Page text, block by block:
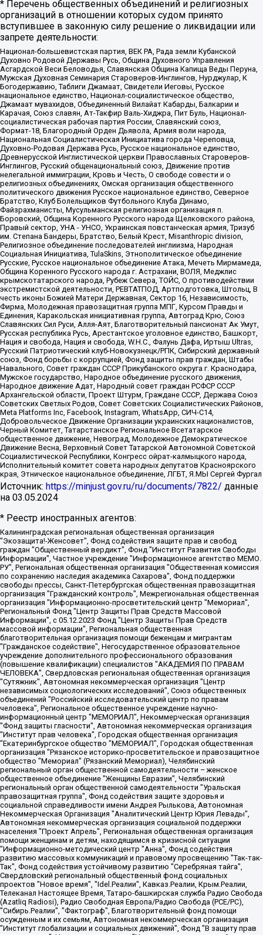
* Перечень общественных объединений и религиозных
организаций в отношении которых судом принято
вступившее в законную силу решение о ликвидации или
запрете деятельности:
Национал-большевистская партия, ВЕК РА, Рада земли Кубанской
Духовно Родовой Державы Русь, Община Духовного Управления
Асгардской Веси Беловодья, Славянская Община Капища Веды Перуна,
Мужская Духовная Семинария Староверов-Инглингов, Нурджулар, К
Богодержавию, Таблиги Джамаат, Свидетели Иеговы, Русское
национальное единство, Национал-социалистическое общество,
Джамаат мувахидов, Объединенный Вилайат Кабарды, Балкарии и
Карачая, Союз славян, Ат-Такфир Валь-Хиджра, Пит Буль, Национал-
социалистическая рабочая партия России, Славянский союз,
Формат-18, Благородный Орден Дьявола, Армия воли народа,
Национальная Социалистическая Инициатива города Череповца,
Духовно-Родовая Держава Русь, Русское национальное единство,
Древнерусской Инглистической церкви Православных Староверов-
Инглингов, Русский общенациональный союз, Движение против
нелегальной иммиграции, Кровь и Честь, О свободе совести и о
религиозных объединениях, Омская организация общественного
политического движения Русское национальное единство, Северное
Братство, Клуб Болельщиков Футбольного Клуба Динамо,
Файзрахманисты, Мусульманская религиозная организация п.
Боровский, Община Коренного Русского народа Щелковского района,
Правый сектор, УНА - УНСО, Украинская повстанческая армия, Тризуб
им. Степана Бандеры, Братство, Белый Крест, Misanthropic division,
Религиозное объединение последователей инглиизма, Народная
Социальная Инициатива, TulaSkins, Этнополитическое объединение
Русские, Русское национальное объединение Атака, Мечеть Мирмамеда,
Община Коренного Русского народа г. Астрахани, ВОЛЯ, Меджлис
крымскотатарского народа, Рубеж Севера, ТОЙС, О противодействии
экстремистской деятельности, РЕВТАТПОД, Артподготовка, Штольц, В
честь иконы Божией Матери Державная, Сектор 16, Независимость,
Фирма, Молодежная правозащитная группа МПГ, Курсом Правды и
Единения, Каракольская инициативная группа, Автоград Крю, Союз
Славянских Сил Руси, Алля-Аят, Благотворительный пансионат Ак Умут,
Русская республика Русь, Арестантское уголовное единство, Башкорт,
Нация и свобода, Нация и свобода, W.H.С., Фалунь Дафа, Иртыш Ultras,
Русский Патриотический клуб-Новокузнецк/РПК, Сибирский державный
союз, Фонд борьбы с коррупцией, Фонд защиты прав граждан, Штабы
Навального, Совет граждан СССР Прикубанского округа г. Краснодара,
Мужское государство, Народное объединение русского движения,
Народное движение Адат, Народный совет граждан РСФСР СССР
Архангельской области, Проект Штурм, Граждане СССР, Держава Союз
Советских Светлых Родов, Совет Советских Социалистических Районов,
Meta Platforms Inc, Facebook, Instagram, WhatsApp, СИЧ-С14,
Добровольческое Движение Организации украинских националистов,
Черный Комитет, Татарстанское Региональное Всетатарское
общественное движение, Невоград, Молодежное Демократическое
Движение Весна, Верховный Совет Татарской Автономной Советской
Социалистической Республики, Конгресс ойрат-калмыцкого народа,
Исполнительный комитет совета народных депутатов Красноярского
края, Этническое национальное объединение, ЛГБТ, Я.МЫ Сергей Фургал
Источник: https://minjust.gov.ru/ru/documents/7822/ данные
на 03.05.2024
* Реестр иностранных агентов:
Калининградская региональная общественная организация "Экозащита!-Женсовет", Фонд содействия защите прав и свобод граждан "Общественный вердикт", Фонд "Институт Развития Свободы Информации", Частное учреждение "Информационное агентство МЕМО. РУ", Региональная общественная организация "Общественная комиссия по сохранению наследия академика Сахарова", Фонд поддержки свободы прессы, Санкт-Петербургская общественная правозащитная организация "Гражданский контроль", Межрегиональная общественная организация "Информационно-просветительский центр "Мемориал", Региональный Фонд "Центр Защиты Прав Средств Массовой Информации", с 05.12.2023 Фонд "Центр Защиты Прав Средств массовой информации", Региональная общественная благотворительная организация помощи беженцам и мигрантам "Гражданское содействие", Негосударственное образовательное учреждение дополнительного профессионального образования (повышение квалификации) специалистов "АКАДЕМИЯ ПО ПРАВАМ ЧЕЛОВЕКА", Свердловская региональная общественная организация "Сутяжник", Автономная некоммерческая организация "Центр независимых социологических исследований", Союз общественных объединений "Российский исследовательский центр по правам человека", Региональное общественное учреждение научно-информационный центр "МЕМОРИАЛ", Некоммерческая организация "Фонд защиты гласности", Автономная некоммерческая организация "Институт прав человека", Городская общественная организация "Екатеринбургское общество "МЕМОРИАЛ", Городская общественная организация "Рязанское историко-просветительское и правозащитное общество "Мемориал" (Рязанский Мемориал), Челябинский региональный орган общественной самодеятельности – женское общественное объединение "Женщины Евразии", Челябинский региональный орган общественной самодеятельности "Уральская правозащитная группа", Фонд содействия защите здоровья и социальной справедливости имени Андрея Рылькова, Автономная Некоммерческая Организация "Аналитический Центр Юрия Левады", Автономная некоммерческая организация социальной поддержки населения "Проект Апрель", Региональная общественная организация помощи женщинам и детям, находящимся в кризисной ситуации "Информационно-методический центр "Анна", Фонд содействия развитию массовых коммуникаций и правовому просвещению "Так-так-Так", Фонд содействия устойчивому развитию "Серебряная тайга", Свердловский региональный общественный фонд социальных проектов "Новое время", "Idel.Реалии", Кавказ.Реалии, Крым.Реалии, Телеканал Настоящее Время, Татаро-башкирская служба Радио Свобода (Azatliq Radiosi), Радио Свободная Европа/Радио Свобода (PCE/PC), "Сибирь.Реалии", "Фактограф", Благотворительный фонд помощи осужденным и их семьям, Автономная некоммерческая организация "Институт глобализации и социальных движений", Фонд "В защиту прав заключенных", Частное учреждение "Центр поддержки и содействия развитию средств массовой информации", Пензенский региональный общественный благотворительный фонд "Гражданский союз", "Север.Реалии", Некоммерческая организация Фонд "Правовая инициатива", Общество с ограниченной ответственностью "Радио Свободная Европа/Радио Свобода", Чешское информационное агентство "MEDIUM-ORIENT", Красноярская региональная общественная организация "Мы против СПИДа", Камалягин Денис Николаевич, Маркелов Сергей Евгеньевич, Пономарев Лев Александрович, Савицкая Людмила Алексеевна, Автономная некоммерческая организация "Центр по работе с проблемой насилия "НАСИЛИЮ.НЕТ", Межрегиональный профессиональный союз работников здравоохранения "Альянс врачей", Юридическое лицо, зарегистрированное в Латвийской Республике, SIA "Medusa Project" (регистрационный номер 40103797863, дата регистрации 10.06.2014), Некоммерческая организация "Фонд по борьбе с коррупцией", Автономная некоммерческая организация "Институт права и публичной политики", Баданин Роман Сергеевич, Гликин Максим Александрович, Железнова Мария Михайловна, Лукьянова Юлия Сергеевна, Маетная Елизавета Витальевна, Маняхин Петр Борисович, Чуракова Ольга Владимировна, Ярош Юлия Петровна, Юридическое лицо "The Insider SIA", зарегистрированное в Риге, Латвийская Республика (дата регистрации 26.06.2015), являющееся администратором доменного имени интернет-издания "The Insider SIA", https://theins.ru, Постернак Алексей Евгеньевич, Рубин Михаил Аркадьевич, Анин Роман Александрович, Юридическое лицо Istories fonds, зарегистрированное в Латвийской Республике (регистрационный номер 50008295751, дата регистрации 24.02.2020), Великовский Дмитрий Александрович, Долинина Ирина Николаевна, Мароховская Алеся Алексеевна, Шлейнов Роман Юрьевич, Шмагун Олеся Валентиновна, Общество с ограниченной ответственностью "Альтаир 2021", Общество с ограниченной ответственностью "Вега 2021", Общество с ограниченной ответственностью "Главный редактор 2021", Общество с ограниченной ответственностью "Ромашки монолит", Важенков Артем Валерьевич, Ивановская областная общественная организация "Центр гендерных исследований", Гурман Юрий Альбертович, Медиапроект "ОВД-Инфо", Егоров Владимир Владимирович, Жилинский Владимир Александрович, Общество с ограниченной ответственностью "ЗП", Иванова София Юрьевна, Карезина Инна Павловна, Кильтау Екатерина Викторовна, Петров Алексей Викторович, Пискунов Сергей Евгеньевич, Смирнов Сергей Сергеевич, Тихонов Михаил Сергеевич, Общество с ограниченной ответственностью "ЖУРНАЛИСТ-ИНОСТРАННЫЙ АГЕНТ", Арапова Галина Юрьевна, Вольтская Татьяна Анатольевна, Американская компания "Mason G.E.S. Anonymous Foundation" (США), являющаяся владельцем интернет-издания https://mnews.world/, Компания "Stichting Bellingcat", зарегистрированная в Нидерландах (дата регистрации 11.07.2018), Захаров Андрей Вячеславович, Клепиковская Екатерина Дмитриевна, Общество с ограниченной ответственностью "МЕМО", Перл Роман Александрович, Симонов Евгений Алексеевич, Соловьева Елена Анатольевна, Сотников Даниил Владимирович, Сурначева Елизавета Дмитриевна, Автономная некоммерческая организация по защите прав человека и информированию населения "Якутия – Наше Мнение", Общество с ограниченной ответственностью "Москоу диджитал медиа", с 26.01.2023 Общество с ограниченной ответственностью "Чайка Белые сады", Ветошкина Валерия Валерьевна, Заговора Максим Александрович, Межрегиональное общественное движение "Российская ЛГБТ - сеть", Оленичев Максим Владимирович, Павлов Иван Юрьевич, Скворцова Елена Сергеевна, Общество с ограниченной ответственностью "Как бы инагент", Кочетков Игорь Викторович, Общество с ограниченной ответственностью "Честные выборы", Еланчик Олег Александрович, Общество с ограниченной ответственностью "Нобелевский призыв", Гималова Регина Эмилевна, Григорьев Андрей Валерьевич, Григорьева Алина Александровна, Ассоциация по содействию защите прав призывников, альтернативнослужащих и военнослужащих "Правозащитная группа "Гражданин.Армия.Право", Хисамова Регина Фаритовна, Автономная некоммерческая организация по реализации социально-правовых программ "Лилит", Дальневосточное общественное движение "Маяк", Санкт-Петербургская ЛГБТ-инициативная группа "Выход", Инициативная группа ЛГБТ+ "Реверс", Алексеев Андрей Викторович, Бекбулатова Таисия Львовна, Беляев Иван Михайлович, Владыкина Елена Сергеевна, Гельман Марат Александрович, Никульшина Вероника Юрьевна, Толоконникова Надежда Андреевна, Шендерович Виктор Анатольевич, Общество с ограниченной ответственностью "Данное сообщение", Общество с ограниченной ответственностью Издательский дом "Новая глава", Айнбиндер Александра Александровна, Московский комьюнити-центр для ЛГБТ+инициатив, Благотворительный фонд развития филантропии, Deutsche Welle (Германия, Kurt-Schumacher-Strasse 3, 53113 Bonn), Борзунова Мария Михайловна, Воробьев Виктор Викторович, Голубева Анна Львовна, Константинова Алла Михайловна, Малкова Ирина Владимировна, Мурадов Мурад Абдулгалимович, Осетинская Елизавета Николаевна, Понасенков Евгений Николаевич, Ганапольский Матвей Юрьевич, Киселев Евгений Алексеевич, Борухович Ирина Григорьевна, Дремин Иван Тимофеевич, Дубровский Дмитрий Викторович, Красноярская региональная общественная организация поддержки и развития альтернативных образовательных технологий и межкультурных коммуникаций "ИНТЕРРА", Маяковская Екатерина Алексеевна, Фейгин Марк Захарович, Филимонов Андрей Викторович, Дзугкоева Регина Николаевна, Доброхотов Роман Александрович, Дудь Юрий Александрович, Елкин Сергей Владимирович, Кругликов Кирилл Игоревич, Сабунаева Мария Леонидовна, Семенов Алексей Владимирович, Шаинян Карен Багратович, Шульман Екатерина Михайловна, Асафьев Артур Валерьевич, Вахштайн Виктор Семенович, Венедиктов Алексей Алексеевич, Лушникова Екатерина Евгеньевна, Волков Леонид Михайлович, Невзоров Александр Глебович, Пархоменко Сергей Борисович, Сироткин Ярослав Николаевич, Кара-Мурза Владимир Владимирович, Баранова Наталья Владимировна, Гозман Леонид Яковлевич, Кагарлицкий Борис Юльевич, Климарев Михаил Валерьевич, Милов Владимир Станиславович, Автономная некоммерческая организация Краснодарский центр современного искусства "Типография", Моргенштерн Алишер Тагирович, Соболь Любовь Эдуардовна, Общество с ограниченной ответственностью "ЛИЗА НОРМ", Каспаров Гарри Кимович, Ходорковский Михаил Борисович, Общество с ограниченной ответственностью "Апрельские тезисы", Данилович Ирина Брониславовна, Кашин Олег Владимирович, Петров Николай Владимирович, Пивоваров Алексей Владимирович, Соколов Михаил Владимирович, Цветкова Юлия Владимировна, Чичваркин Евгений Александрович, Комитет против пыток/Команда против пыток, Общество с ограниченной ответственностью "Первый научный", Общество с ограниченной ответственностью "Вертолет и ко", Белоцерковская Вероника Борисовна, Кац Максим Евгеньевич, Лазарева Татьяна Юрьевна, Шаведдинов Руслан Табризович, Яшин Илья Валерьевич, Общество с ограниченной ответственностью "Иноагент ААВ", Алешковский Дмитрий Петрович, Альбац Евгения Марковна, Быков Дмитрий Львович, Галямина Юлия Евгеньевна, Лойко Сергей Леонидович, Мартынов Кирилл Константинович, Медведев Сергей Александрович, Крашенинников Федор Геннадиевич, Гордеева Катерина Вл